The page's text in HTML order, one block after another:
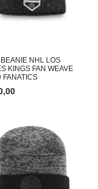
NHL LOS
KINGS FAN WEAVE
FANATICS